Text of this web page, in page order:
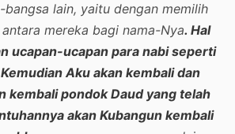
lain, yaitu dengan memilih
mereka bagi nama-Nya. Hal
ucapan-ucapan para nabi seperti
Aku akan kembali dan
kembali pondok Daud yang telah
akan Kubangun kembali